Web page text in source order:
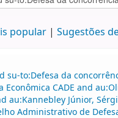
popular Sugestões
su-to:Defesa da
CADE and
au:Kannebley Júnior,
Administrativo de